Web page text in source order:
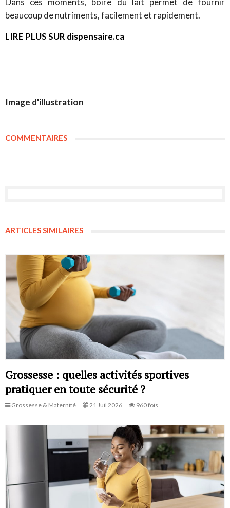
beaucoup de nutriments, facilement et rapidement.
LIRE PLUS SUR dispensaire.ca
Image d'illustration
COMMENTAIRES
ARTICLES SIMILAIRES
Grossesse : quelles activités sportives
pratiquer en toute sécurité ?
Grossesse & Maternité 21 Juil 2026 960 fois